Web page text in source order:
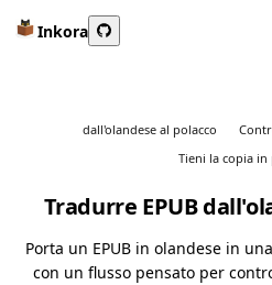
Inkora
dall'olandese al polacco
Tieni la copia in
Tradurre EPUB
Porta un EPUB in olandese in
con un flusso pensato per